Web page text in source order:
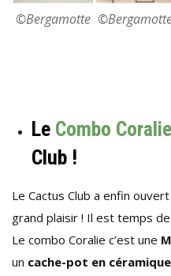
©Bergamotte
Le Combo Coralie
Club !
Le Cactus Club a enfin
grand plaisir ! Il est temps
Le combo Coralie c’est une
un cache-pot en